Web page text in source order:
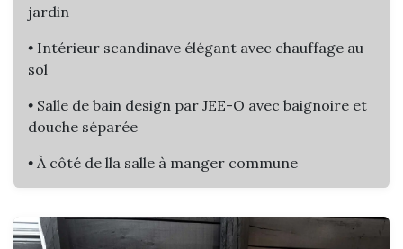
jardin
• Intérieur scandinave élégant avec chauffage au
sol
• Salle de bain design par JEE-O avec baignoire et
douche séparée​
• À côté de lla salle à manger commune